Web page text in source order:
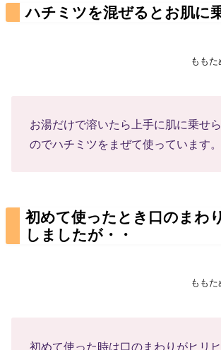
ハチミツを混ぜるとお肌に
もも
お湯だけで溶いたら上手に肌に乗せ
のでハチミツをまぜて使っています。
初めて使ったとき口のまわ
しましたが・・
もも
初めて使った時は口のまわりがヒリ